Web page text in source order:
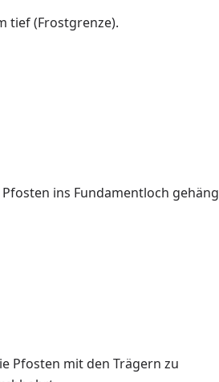
tief (Frostgrenze).
ins Fundamentloch
Pfosten mit den Trägern zu